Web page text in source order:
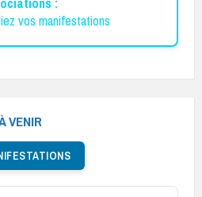
vos manifestations
VENIR